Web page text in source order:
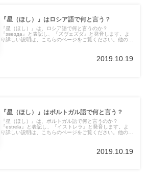
『星（ほし）』はロシア語で何と言う？
『星（ほし）』は、ロシア語で何と言うのか？
『звезда』と表記し、『ズヴェズダ』と発音します。よ
り詳しい説明は、こちらのページをご覧ください。他の言
2019.10.19
『星（ほし）』はポルトガル語で何と言う？
『星（ほし）』は、ポルトガル語で何と言うのか？
『estrela』と表記し、『イストレラ』と発音します。よ
り詳しい説明は、こちらのページをご覧ください。他の言
2019.10.19